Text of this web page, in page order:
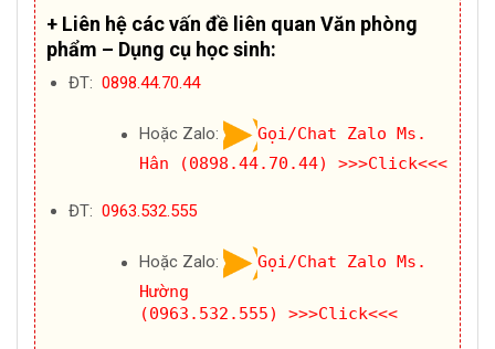
+ Liên hệ các vấn đề liên quan Văn phòng
phẩm – Dụng cụ học sinh:
ĐT: 0898.44.70.44
Hoặc Zalo:
Gọi/Chat Zalo Ms.
Hân (0898.44.70.44)
>>>Click<<<
ĐT: 0963.532.555
Hoặc Zalo:
Gọi/Chat Zalo Ms.
Hường
(0963.532.555)
>>>Click<<<